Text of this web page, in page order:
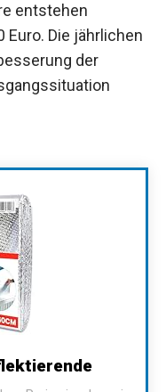
entstehen
Euro. Die jährlichen
der